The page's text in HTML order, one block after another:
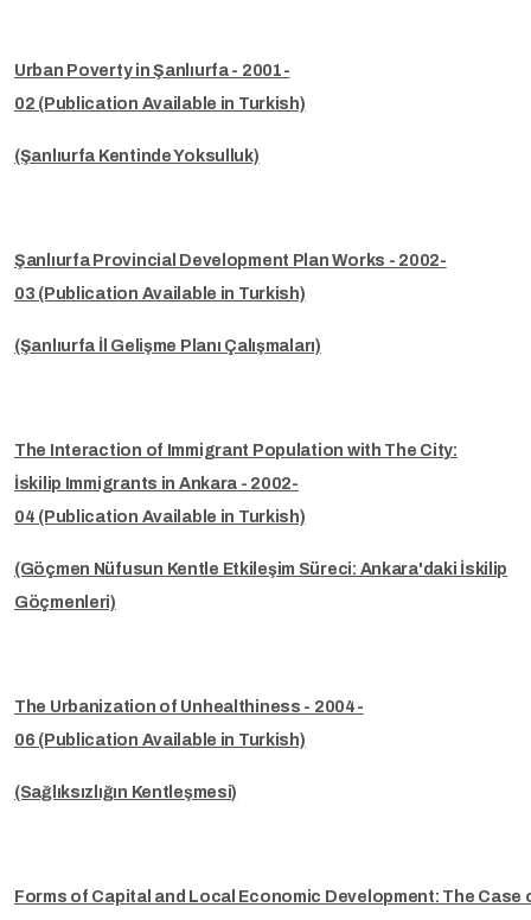
Urban Poverty in Şanlıurfa - 2001-
02 (Publication Available in Turkish)
(Şanlıurfa Kentinde Yoksulluk)
Şanlıurfa Provincial Development Plan Works - 2002-
03 (Publication Available in Turkish)
(Şanlıurfa İl Gelişme Planı Çalışmaları)
The Interaction of Immigrant Population with The City:
İskilip Immigrants in Ankara - 2002-
04 (Publication Available in Turkish)
(Göçmen Nüfusun Kentle Etkileşim Süreci: Ankara'daki İskilip
Göçmenleri)
The Urbanization of Unhealthiness - 2004-
06 (Publication Available in Turkish)
(Sağlıksızlığın Kentleşmesi)
Forms of Capital and Local Economic Development: The Case